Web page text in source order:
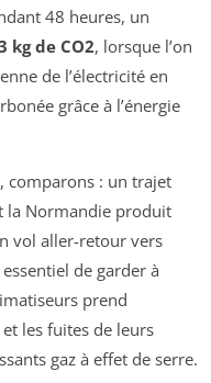
48 heures, un
kg de CO2, lorsque l’on
de l’électricité en
grâce à l’énergie
comparons : un trajet
la Normandie produit
vol aller-retour vers
de garder à
prend
les fuites de leurs
gaz à effet de serre.